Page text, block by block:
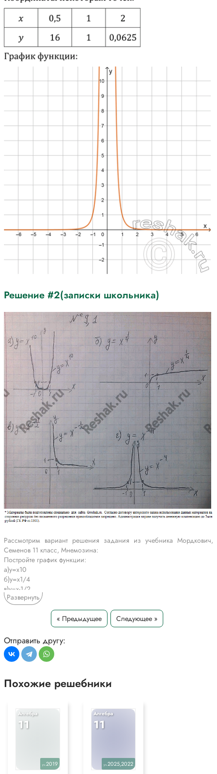
Решение #2(записки школьника)
Рассмотрим вариант решения задания из учебника Мордкович,
Семенов 11 класс, Мнемозина:
Постройте график функции:
а)y=x10
б)y=x1/4
в)y=x-1/2
г)y=x-4
*Текст задания приводится исключительно в образовательных целях
для более полного понимания решения.
Развернуть
« Предыдущее Следующее »
Отправить другу:
Похожие решебники
Алгебра
11
уч.2019
Алгебра
11
уч.2025,2022